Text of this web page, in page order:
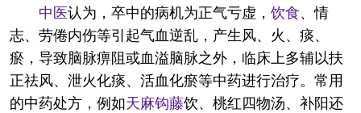
中医认为，卒中的病机为正气亏虚， 饮食、情
志、劳倦内伤等引起气血逆乱，产生风、火、痰、
瘀，导致脑脉痹阻或血溢脑脉之外，临床上多辅以扶
正祛风、泄火化痰、活血化瘀等中药进行治疗。常用
的中药处方，例如天麻钩藤饮、桃红四物汤、补阳还